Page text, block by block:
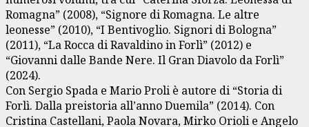
Romagna” (2008), “Signore di Romagna. Le altre
leonesse” (2010), “I Bentivoglio. Signori di Bologna”
(2011), “La Rocca di Ravaldino in Forlì” (2012) e
“Giovanni dalle Bande Nere. Il Gran Diavolo da Forlì”
(2024).
Con Sergio Spada e Mario Proli è autore di “Storia di
Forlì. Dalla preistoria all’anno Duemila” (2014). Con
Cristina Castellani, Paola Novara, Mirko Orioli e Angelo